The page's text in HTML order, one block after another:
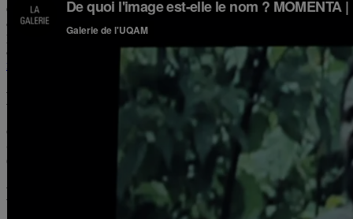
des tendances de l’image contemporaine. Rebaptisé MOMENTA |
à une approche curatoriale conviant des commissaires de renom à
pays ainsi qu’à l’étranger. Elle contribue activement à la
association avec une quinzaine de partenaires d’exposition. Au
momentabiennale.com
Le commissaire
Commissaire indépendant et critique d’art, Ami Barak vit et travaille
, au Jeu de Paume (Paris, 2015), Julião
(Bruxelles, 2016). Directeur artistique du Salon de Montrouge (2016
La publication